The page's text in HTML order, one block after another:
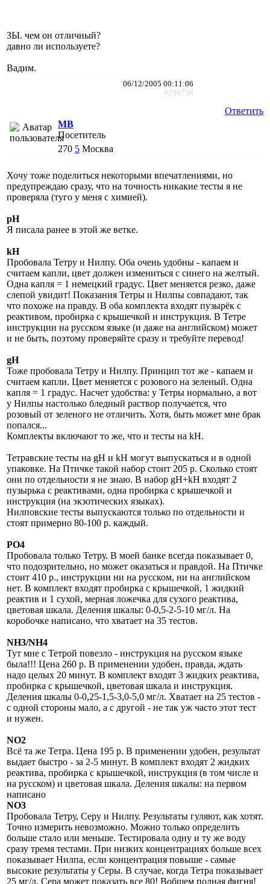
ЗЫ. чем он отличный?
давно ли используете?
Вадим.
06/12/2005 00:11:06
#256736
Ответить
МВ
Посетитель
270 5 Москва
Хочу тоже поделиться некоторыми впечатлениями, но
предупреждаю сразу, что на точность никакие тесты я не
проверяла (туго у меня с химией).
рН
Я писала ранее в этой же ветке.
kH
Пробовала Тетру и Нилпу. Оба очень удобны - капаем и
считаем капли, цвет должен измениться с синего на желтый.
Одна капля = 1 немецкий градус. Цвет меняется резко, даже
слепой увидит! Показания Тетры и Нилпы совпадают, так
что похоже на правду. В оба комплекта входят пузырёк с
реактивом, пробирка с крышечкой и инструкция. В Тетре
инструкции на русском языке (и даже на английском) может
и не быть, поэтому проверяйте сразу и требуйте перевод!
gH
Тоже пробовала Тетру и Нилпу. Принцип тот же - капаем и
считаем капли. Цвет меняется с розового на зеленый. Одна
капля = 1 градус. Насчет удобства: у Тетры нормально, а вот
у Нилпы настолько бледный раствор получается, что
розовый от зеленого не отличить. Хотя, быть может мне брак
попался...
Комплекты включают то же, что и тесты на kH.
Тетравские тесты на gH и kH могут выпускаться и в одной
упаковке. На Птичке такой набор стоит 205 р. Сколько стоят
они по отдельности я не знаю. В набор gH+kH входят 2
пузырька с реактивами, одна пробирка с крышечкой и
инструкция (на экзотических языках).
Нилповские тесты выпускаются только по отдельности и
стоят примерно 80-100 р. каждый.
РО4
Пробовала только Тетру. В моей банке всегда показывает 0,
что подозрительно, но может оказаться и правдой. На Птичке
стоит 410 р., инструкции ни на русском, ни на английском
нет. В комплект входят пробирка с крышечкой, 1 жидкий
реактив и 1 сухой, мерная ложечка для сухого реактива,
цветовая шкала. Деления шкалы: 0-0,5-2-5-10 мг/л. На
коробочке написано, что хватает на 35 тестов.
NH3/NH4
Тут мне с Тетрой повезло - инструкция на русском языке
была!!! Цена 260 р. В применении удобен, правда, ждать
надо целых 20 минут. В комплект входят 3 жидких реактива,
пробирка с крышечкой, цветовая шкала и инструкция.
Деления шкалы 0-0,25-1,5-3,0-5,0 мг/л. Хватает на 25 тестов -
с одной стороны мало, а с другой - не так уж часто этот тест
и нужен.
NO2
Всё та же Тетра. Цена 195 р. В применении удобен, результат
выдает быстро - за 2-5 минут. В комплект входят 2 жидких
реактива, пробирка с крышечкой, инструкция (в том числе и
на русском) и цветовая шкала. Деления шкалы: на первом
написано
NO3
Пробовала Тетру, Серу и Нилпу. Результаты гуляют, как хотят.
Точно измерить невозможно. Можно только определить
больше стало или меньше. Тестировала одну и ту же воду
сразу тремя тестами. При низких концентрациях больше всех
показывает Нилпа, если концентрация повыше - самые
высокие результаты у Серы. В случае, когда Тетра показывает
25 мг/л, Сера может показать все 80! Вобщем полная фигня!